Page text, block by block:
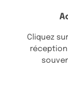
Cliquez
réception